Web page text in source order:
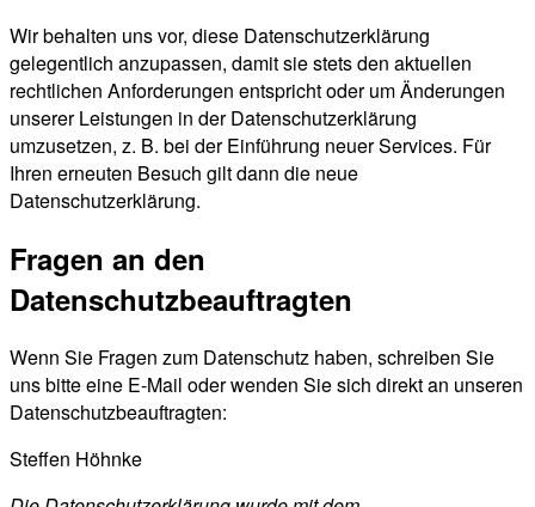
Wir behalten uns vor, diese Datenschutzerklärung
gelegentlich anzupassen, damit sie stets den aktuellen
rechtlichen Anforderungen entspricht oder um Änderungen
unserer Leistungen in der Datenschutzerklärung
umzusetzen, z. B. bei der Einführung neuer Services. Für
Ihren erneuten Besuch gilt dann die neue
Datenschutzerklärung.
Fragen an den
Datenschutzbeauftragten
Wenn Sie Fragen zum Datenschutz haben, schreiben Sie
uns bitte eine E-Mail oder wenden Sie sich direkt an unseren
Datenschutzbeauftragten:
Steffen Höhnke